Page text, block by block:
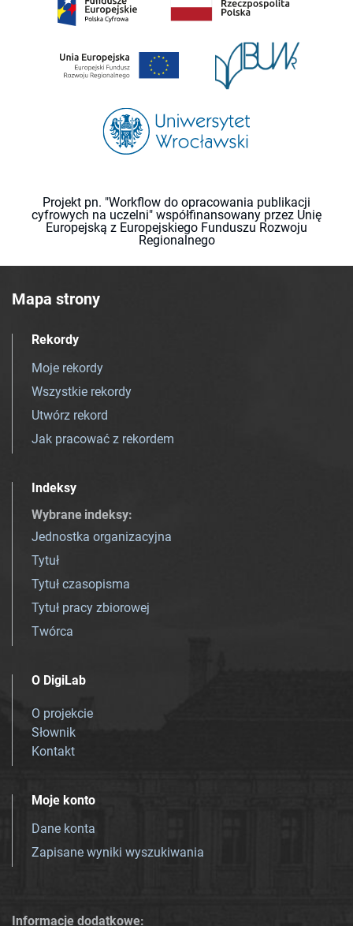
Projekt pn. "Workflow do opracowania publikacji
cyfrowych na uczelni" współfinansowany przez Unię
Europejską z Europejskiego Funduszu Rozwoju
Regionalnego
Mapa strony
Rekordy
Moje rekordy
Wszystkie rekordy
Utwórz rekord
Jak pracować z rekordem
Indeksy
Wybrane indeksy:
Jednostka organizacyjna
Tytuł
Tytuł czasopisma
Tytuł pracy zbiorowej
Twórca
O DigiLab
O projekcie
Słownik
Kontakt
Moje konto
Dane konta
Zapisane wyniki wyszukiwania
Informacje dodatkowe: